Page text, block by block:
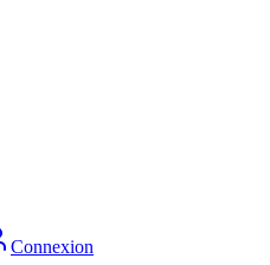
Connexion